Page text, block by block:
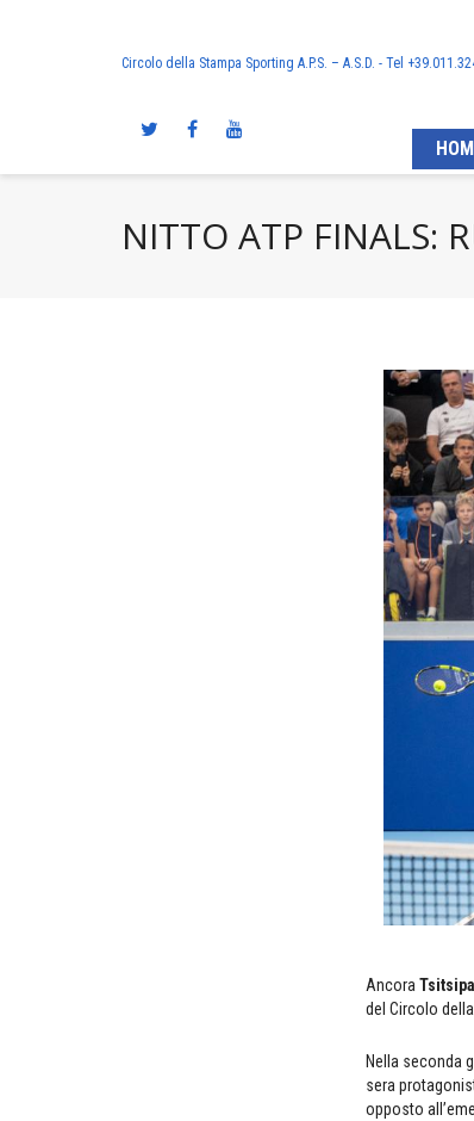
Circolo della Stampa Sporting A.P.S. – A.S.D. - Tel
NITTO ATP FINALS:
Ancora
del Circolo
Nella seconda
sera
opposto